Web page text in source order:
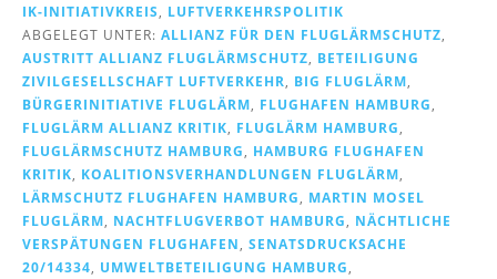
IK-INITIATIVKREIS
LUFTVERKEHRSPOLITIK
ABGELEGT UNTER: ALLIANZ FÜR DEN FLUGLÄRMSCHUTZ
AUSTRITT ALLIANZ FLUGLÄRMSCHUTZ
BETEILIGUNG
ZIVILGESELLSCHAFT LUFTVERKEHR
BIG FLUGLÄRM
BÜRGERINITIATIVE FLUGLÄRM
FLUGHAFEN HAMBURG
FLUGLÄRM ALLIANZ KRITIK
FLUGLÄRM HAMBURG
FLUGLÄRMSCHUTZ HAMBURG
HAMBURG FLUGHAFEN
KRITIK
KOALITIONSVERHANDLUNGEN FLUGLÄRM
LÄRMSCHUTZ FLUGHAFEN HAMBURG
MARTIN MOSEL
FLUGLÄRM
NACHTFLUGVERBOT HAMBURG
NÄCHTLICHE
VERSPÄTUNGEN FLUGHAFEN
SENATSDRUCKSACHE
20/14334
UMWELTBETEILIGUNG HAMBURG